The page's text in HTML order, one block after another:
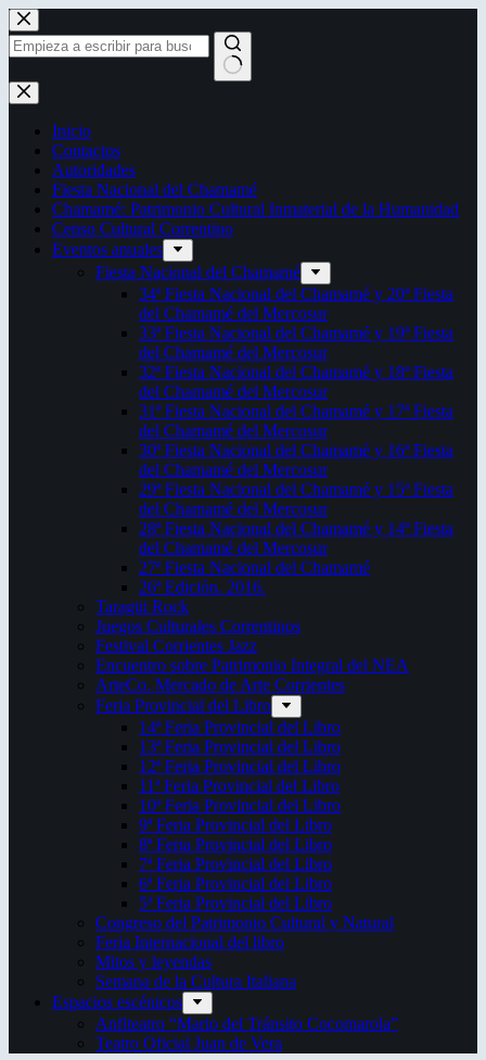
Saltar
al
contenido
Sin
resultados
Inicio
Contactos
Autoridades
Fiesta Nacional del Chamamé
Chamamé: Patrimonio Cultural Inmaterial de la Humanidad
Censo Cultural Correntino
Eventos anuales
Fiesta Nacional del Chamamé
34ª Fiesta Nacional del Chamamé y 20ª Fiesta
del Chamamé del Mercosur
33ª Fiesta Nacional del Chamamé y 19ª Fiesta
del Chamamé del Mercosur
32ª Fiesta Nacional del Chamamé y 18ª Fiesta
del Chamamé del Mercosur
31ª Fiesta Nacional del Chamamé y 17ª Fiesta
del Chamamé del Mercosur
30ª Fiesta Nacional del Chamamé y 16ª Fiesta
del Chamamé del Mercosur
29ª Fiesta Nacional del Chamamé y 15ª Fiesta
del Chamamé del Mercosur
28ª Fiesta Nacional del Chamamé y 14ª Fiesta
del Chamamé del Mercosur
27ª Fiesta Nacional del Chamamé
26ª Edición. 2016.
Taragüi Rock
Juegos Culturales Correntinos
Festival Corrientes Jazz
Encuentro sobre Patrimonio Integral del NEA
ArteCo. Mercado de Arte Corrientes
Feria Provincial del Libro
14ª Feria Provincial del Libro
13ª Feria Provincial del Libro
12ª Feria Provincial del Libro
11ª Feria Provincial del Libro
10ª Feria Provincial del Libro
9ª Feria Provincial del Libro
8ª Feria Provincial del Libro
7ª Feria Provincial del Libro
6ª Feria Provincial del Libro
5ª Feria Provincial del Libro
Congreso del Patrimonio Cultural y Natural
Feria Internacional del libro
Mitos y leyendas
Semana de la Cultura Italiana
Espacios escénicos
Anfiteatro “Mario del Tránsito Cocomarola”
Teatro Oficial Juan de Vera